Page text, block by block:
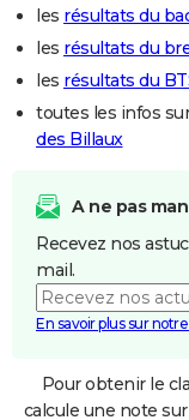
les résultats du
les résultats du
les résultats du
toutes les infos
des Billaux
A ne pas
Recevez nos
mail.
En savoir plus sur
Pour obtenir le
calcule une note